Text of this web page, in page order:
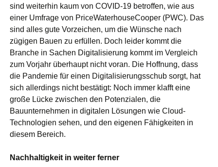
sind weiterhin kaum von COVID-19 betroffen, wie aus
einer Umfrage von PriceWaterhouseCooper (PWC). Das
sind alles gute Vorzeichen, um die Wünsche nach
zügigen Bauen zu erfüllen. Doch leider kommt die
Branche in Sachen Digitalisierung kommt im Vergleich
zum Vorjahr überhaupt nicht voran. Die Hoffnung, dass
die Pandemie für einen Digitalisierungsschub sorgt, hat
sich allerdings nicht bestätigt: Noch immer klafft eine
große Lücke zwischen den Potenzialen, die
Bauunternehmen in digitalen Lösungen wie Cloud-
Technologien sehen, und den eigenen Fähigkeiten in
diesem Bereich.
Nachhaltigkeit in weiter ferner